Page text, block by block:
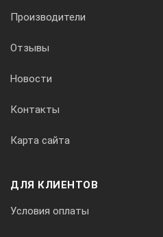
8,064 ± 0,075 Н
49,04 ± 0,49 Н
Производители
Отзывы
Новости
Контакты
Карта сайта
ДЛЯ КЛИЕНТОВ
Условия оплаты